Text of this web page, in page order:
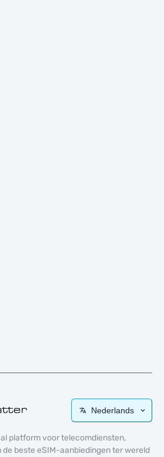
Nederlands
platform voor telecomdiensten,
beste eSIM-aanbiedingen ter wereld